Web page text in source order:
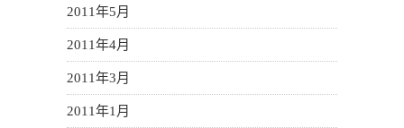
2011年5月
2011年4月
2011年3月
2011年1月